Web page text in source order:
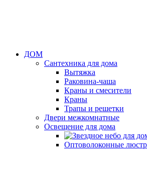
ДОМ
Сантехника для дома
Вытяжка
Раковина-чаша
Краны и смесители
Краны
Трапы и решетки
Двери межкомнатные
Освещение для дома
Оптоволоконные